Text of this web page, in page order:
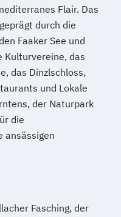
Flair. Das
durch die
Faaker See und
Kulturvereine, das
das Dinzlschloss,
und Lokale
der Naturpark
die
ansässigen
Fasching, der